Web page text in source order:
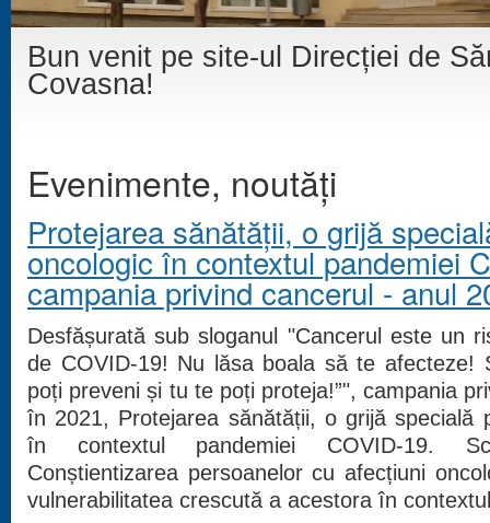
Bun venit pe site-ul Direcției de
Covasna!
Evenimente, noutăți
Protejarea sănătății, o grijă
oncologic în contextul pandemiei
campania privind cancerul - anul
Desfășurată sub sloganul "Cancerul este un
de COVID-19! Nu lăsa boala să te
poți preveni și tu te poți proteja!”", campania
în 2021, Protejarea sănătății, o grijă specială
în contextul pandemiei COVID-19.
Conștientizarea persoanelor cu afecțiuni
vulnerabilitatea crescută a acestora în